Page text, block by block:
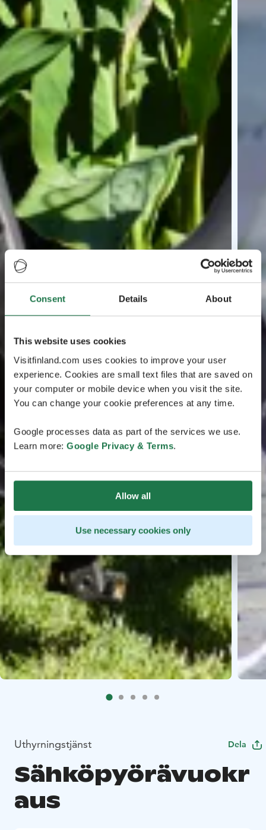
Consent Details About
This website uses cookies
Visitfinland.com uses cookies to improve your user
experience. Cookies are small text files that are saved on
your computer or mobile device when you visit the site.
You can change your cookie preferences at any time.
Google processes data as part of the services we use.
Learn more: Google Privacy & Terms.
Allow all
Use necessary cookies only
Uthyrningstjänst Dela
Sähköpyörävuokr
aus